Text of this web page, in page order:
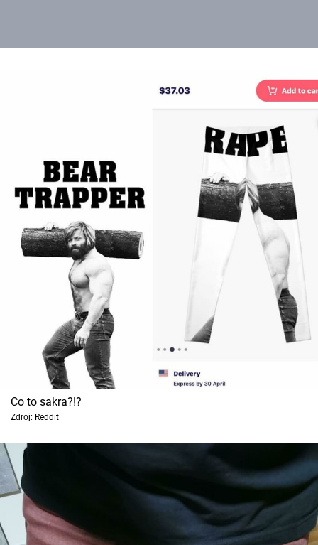
Co to sakra?!?
Zdroj: Reddit